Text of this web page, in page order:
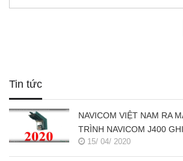
Tin tức
NAVICOM VIỆT NAM RA
TRÌNH NAVICOM J400
SÁT TRỰC TUYẾN ĐỒNG
15/ 04/ 2020